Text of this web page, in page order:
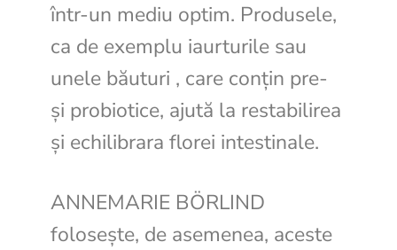
într-un mediu optim. Produsele,
ca de exemplu iaurturile sau
unele băuturi , care conțin pre-
și probiotice, ajută la restabilirea
și echilibrara florei intestinale.
ANNEMARIE BÖRLIND
folosește, de asemenea, aceste